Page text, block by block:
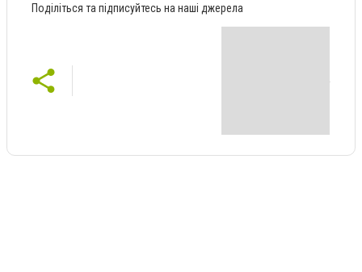
Поділіться та підписуйтесь на наші джерела